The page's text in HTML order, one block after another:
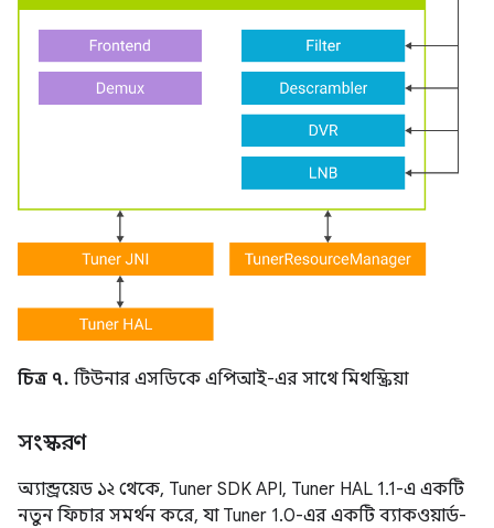
চিত্র ৭. টিউনার এসডিকে এপিআই-এর সাথে মিথস্ক্রিয়া
সংস্করণ
অ্যান্ড্রয়েড ১২ থেকে, Tuner SDK API, Tuner HAL 1.1-এ একটি
নতুন ফিচার সমর্থন করে, যা Tuner 1.0-এর একটি ব্যাকওয়ার্ড-